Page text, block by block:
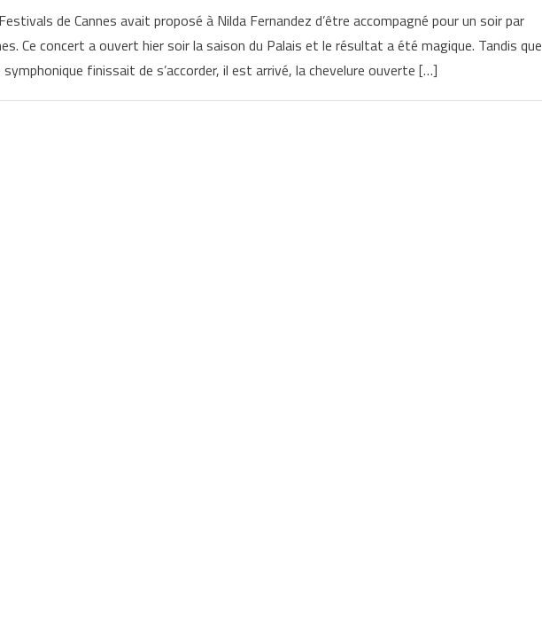
de Cannes avait proposé à Nilda Fernandez d’être accompagné pour un soir par
Ce concert a ouvert hier soir la saison du Palais et le résultat a été magique. Tandis que
symphonique finissait de s’accorder, il est arrivé, la chevelure ouverte […]